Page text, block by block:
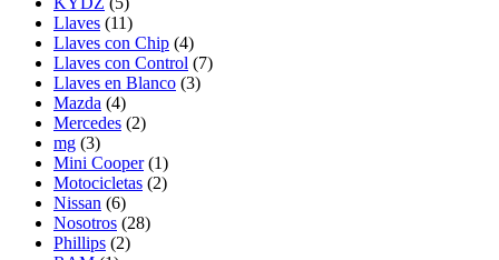
Llaves (11)
Llaves con Chip (4)
Llaves con Control (7)
Llaves en Blanco (3)
Mazda (4)
Mercedes (2)
mg (3)
Mini Cooper (1)
Motocicletas (2)
Nissan (6)
Nosotros (28)
Phillips (2)